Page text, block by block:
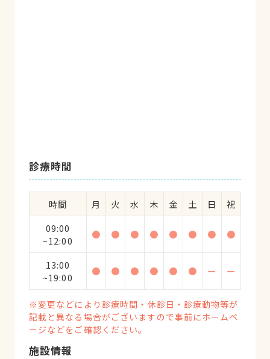
診療時間
時間 月 火 水 木 金 土 日
祝
09:00
~12:00
● ● ● ● ● ● ● ●
13:00
~19:00
● ● ● ● ● ● ー ー
※変更などにより診療時間・休診日・診療動物等が
記載と異なる場合がございますので事前にホームペ
ージなどをご確認ください。
施設情報